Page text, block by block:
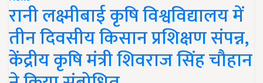
रानी लक्ष्मीबाई कृषि विश्वविद्यालय में
तीन दिवसीय किसान प्रशिक्षण संपन्न,
केंद्रीय कृषि मंत्री शिवराज सिंह चौहान